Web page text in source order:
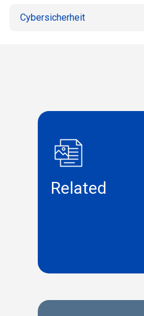
Cybersicherheit
Related